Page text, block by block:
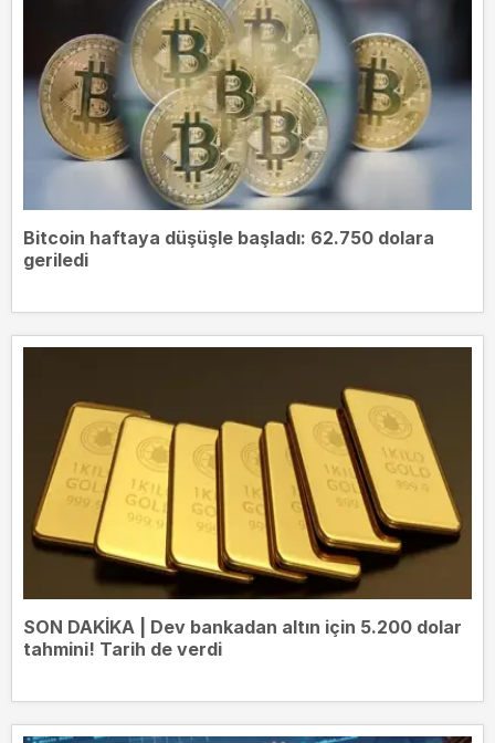
Bitcoin haftaya düşüşle başladı: 62.750 dolara
geriledi
SON DAKİKA | Dev bankadan altın için 5.200 dolar
tahmini! Tarih de verdi